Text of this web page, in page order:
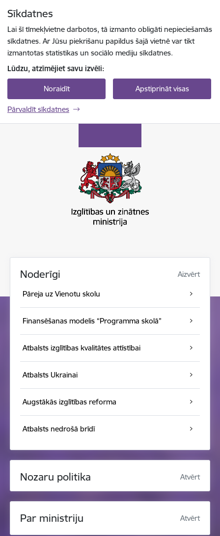
Sīkdatnes
Lai šī tīmekļvietne darbotos, tā izmanto obligāti nepieciešamās
sīkdatnes. Ar Jūsu piekrišanu papildus šajā vietnē var tikt
izmantotas statistikas un sociālo mediju sīkdatnes.
Lūdzu, atzīmējiet savu izvēli:
Noraidīt Apstiprināt visas
Pārvaldīt sīkdatnes
Noderīgi Aizvērt
Pāreja uz Vienotu skolu
Finansēšanas modelis “Programma skolā”
Atbalsts izglītības kvalitātes attīstībai
Atbalsts Ukrainai
Augstākās izglītības reforma
Atbalsts nedrošā brīdī
Nozaru politika Atvērt
Par ministriju Atvērt